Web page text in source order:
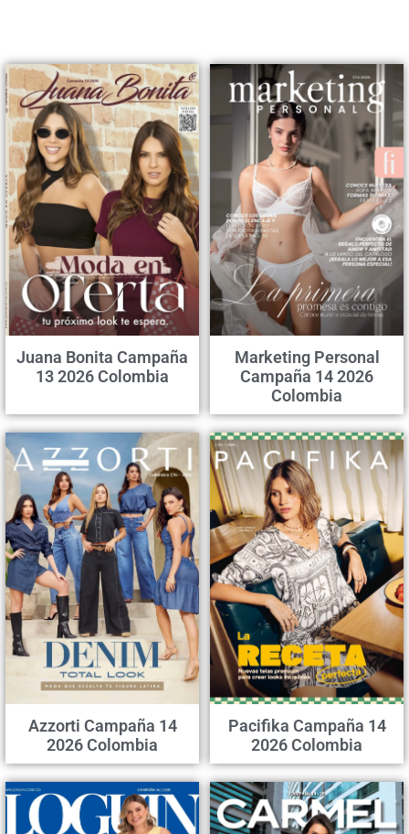
Juana Bonita Campaña
13 2026 Colombia
Marketing Personal
Campaña 14 2026
Colombia
Azzorti Campaña 14
2026 Colombia
Pacifika Campaña 14
2026 Colombia